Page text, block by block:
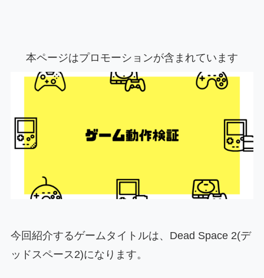
本ページはプロモーションが含まれています
今回紹介するゲームタイトルは、Dead Space 2(デ
ッドスペース2)になります。